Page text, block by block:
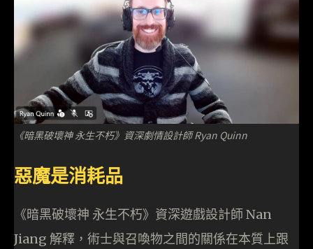
《暗黑破壞神 永生不朽》資深劇情設計師 Ryan Quinn
惡魔是消耗品
《暗黑破壞神 永生不朽》資深遊戲設計師 Nan
Jiang 解釋，術士與召喚物之間的關係在本質上跟